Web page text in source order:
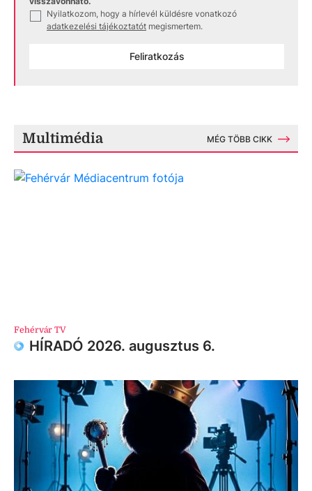
Nyilatkozom, hogy a hírlevél küldésre vonatkozó
adatkezelési tájékoztatót megismertem.
Feliratkozás
Multimédia MÉG TÖBB CIKK
Fehérvár TV
HÍRADÓ 2026. augusztus 6.